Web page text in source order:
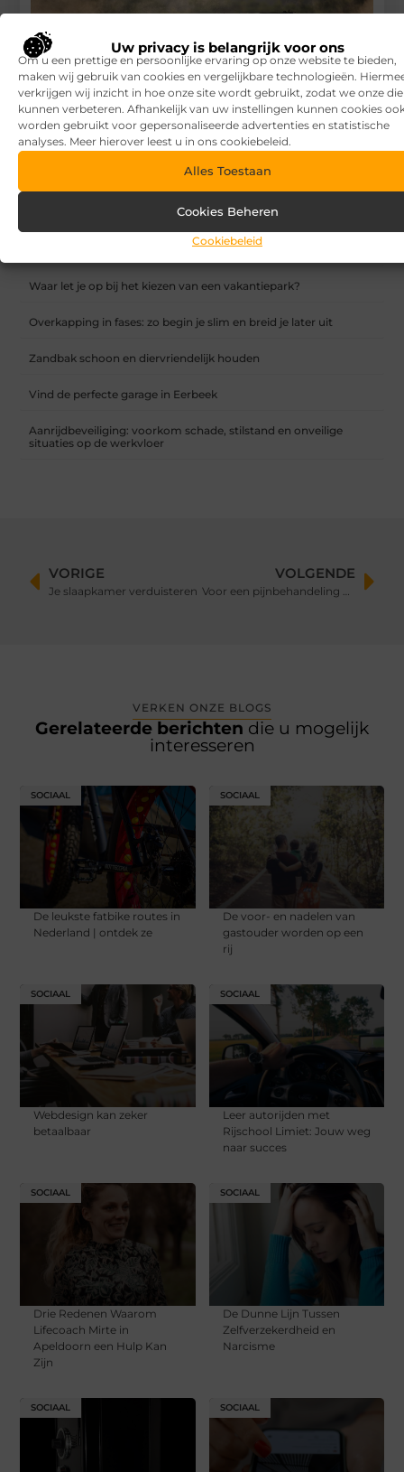
Uw privacy is belangrijk voor ons
Om u een prettige en persoonlijke ervaring op onze website te bieden,
maken wij gebruik van cookies en vergelijkbare technologieën.
verkrijgen wij inzicht in hoe onze site wordt gebruikt, zodat we onze
kunnen verbeteren. Afhankelijk van uw instellingen kunnen cookies
worden gebruikt voor gepersonaliseerde advertenties en statistische
analyses. Meer hierover leest u in ons cookiebeleid.
Alles Toestaan
Cookies Beheren
Cookiebeleid
Dit zijn de meest bekende Nederlandse sporters van 2023:
7 tips voor het kiezen van een luxe vakantiepark
Waar let je op bij het kiezen van een vakantiepark?
Overkapping in fases: zo begin je slim en breid je later uit
Zandbak schoon en diervriendelijk houden
Vind de perfecte garage in Eerbeek
Aanrijdbeveiliging: voorkom schade, stilstand en onveilige
situaties op de werkvloer
VORIGE
Je slaapkamer verduisteren
VOLGENDE
Voor een pijnbehandeling gaat u naar deze experts in Breda
VERKEN ONZE BLOGS
Gerelateerde berichten die u mogelijk
interesseren
SOCIAAL
De leukste fatbike routes in
Nederland | ontdek ze
SOCIAAL
De voor- en nadelen van
gastouder worden op een
rij
SOCIAAL
Webdesign kan zeker
betaalbaar
SOCIAAL
Leer autorijden met
Rijschool Limiet: Jouw weg
naar succes
SOCIAAL
Drie Redenen Waarom
Lifecoach Mirte in
Apeldoorn een Hulp Kan
Zijn
SOCIAAL
De Dunne Lijn Tussen
Zelfverzekerdheid en
Narcisme
SOCIAAL SOCIAAL